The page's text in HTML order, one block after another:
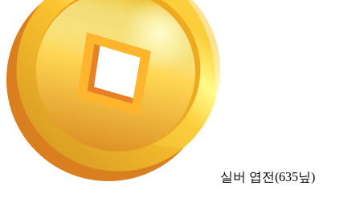
실버 엽전(635닢)